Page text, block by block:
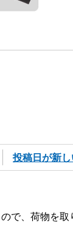
投稿日が新
で、荷物を